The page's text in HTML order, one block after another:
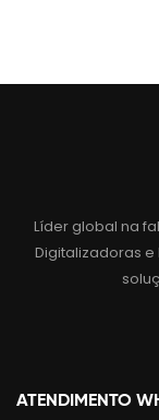
Líder global na
Digitalizadoras
ATENDIMENTO